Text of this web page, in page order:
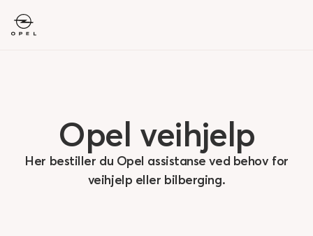
Opel veihjelp
Her bestiller du Opel assistanse ved behov for
veihjelp eller bilberging.